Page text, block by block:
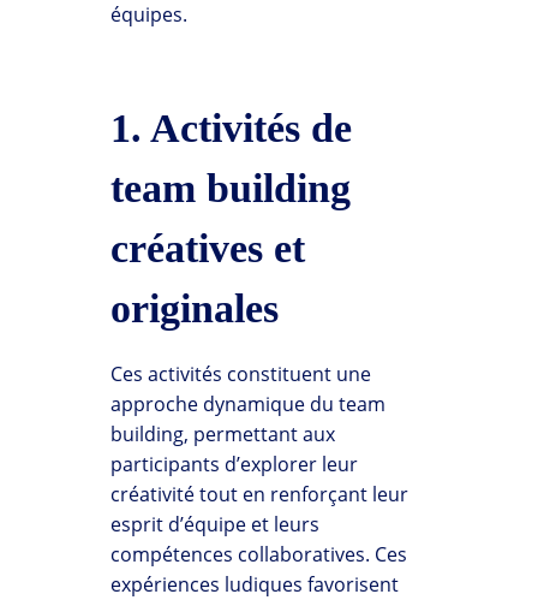
équipes.
1. Activités de
team building
créatives et
originales
Ces activités constituent une
approche dynamique du team
building, permettant aux
participants d’explorer leur
créativité tout en renforçant leur
esprit d’équipe et leurs
compétences collaboratives. Ces
expériences ludiques favorisent